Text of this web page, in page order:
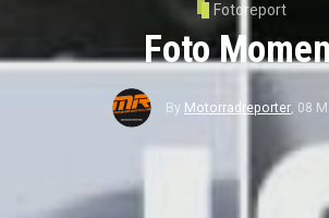
Fotoreport
Foto
By Motorradreporter, 08